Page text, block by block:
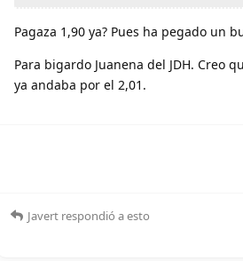
Pagaza 1,90 ya? Pues ha pegado un
Para bigardo Juanena del JDH. Creo
ya andaba por el 2,01.
Javert respondió a esto